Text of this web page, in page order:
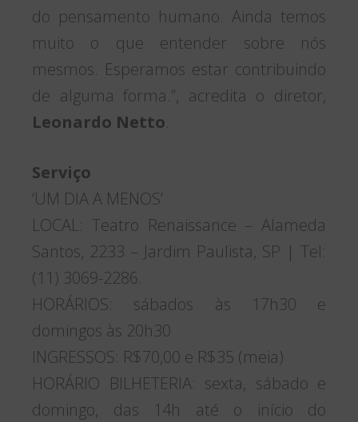
do pensamento humano. Ainda temos
muito o que entender sobre nós
mesmos. Esperamos estar contribuindo
de alguma forma.”, acredita o diretor,
Leonardo Netto.
Serviço
‘UM DIA A MENOS’
LOCAL: Teatro Renaissance – Alameda
Santos, 2233 – Jardim Paulista, SP | Tel:
(11) 3069-2286.
HORÁRIOS: sábados às 17h30 e
domingos às 20h30
INGRESSOS: R$70,00 e R$35 (meia)
HORÁRIO BILHETERIA: sexta, sábado e
domingo, das 14h até o início do